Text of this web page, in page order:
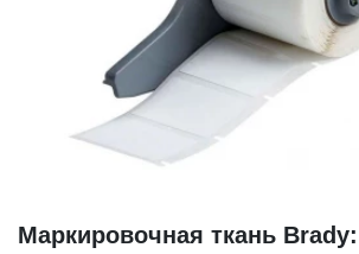
Маркировочная ткань